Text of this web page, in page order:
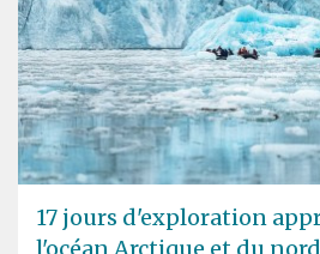
17 jours d'exploration